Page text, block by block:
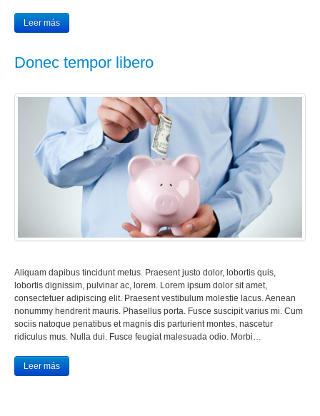
Leer más
Donec tempor libero
Aliquam dapibus tincidunt metus. Praesent justo dolor, lobortis quis,
lobortis dignissim, pulvinar ac, lorem. Lorem ipsum dolor sit amet,
consectetuer adipiscing elit. Praesent vestibulum molestie lacus. Aenean
nonummy hendrerit mauris. Phasellus porta. Fusce suscipit varius mi. Cum
sociis natoque penatibus et magnis dis parturient montes, nascetur
ridiculus mus. Nulla dui. Fusce feugiat malesuada odio. Morbi…
Leer más